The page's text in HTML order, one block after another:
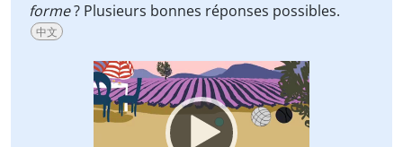
forme? Plusieurs bonnes réponses possibles.
中文
Video
Player